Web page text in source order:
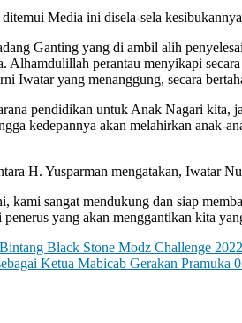
Media ini disela-sela
Ganting yang di ambil alih
Alhamdulillah perantau menyikapi
Iwatar yang menanggung, secara
pendidikan untuk Anak Nagari kita,
kedepannya akan melahirkan anak-
H. Yusparman mengatakan, Iwatar
kami sangat mendukung dan siap
yang akan menggantikan kita
Black Stone Modz Challenge
Ketua Mabicab Gerakan Pramuka